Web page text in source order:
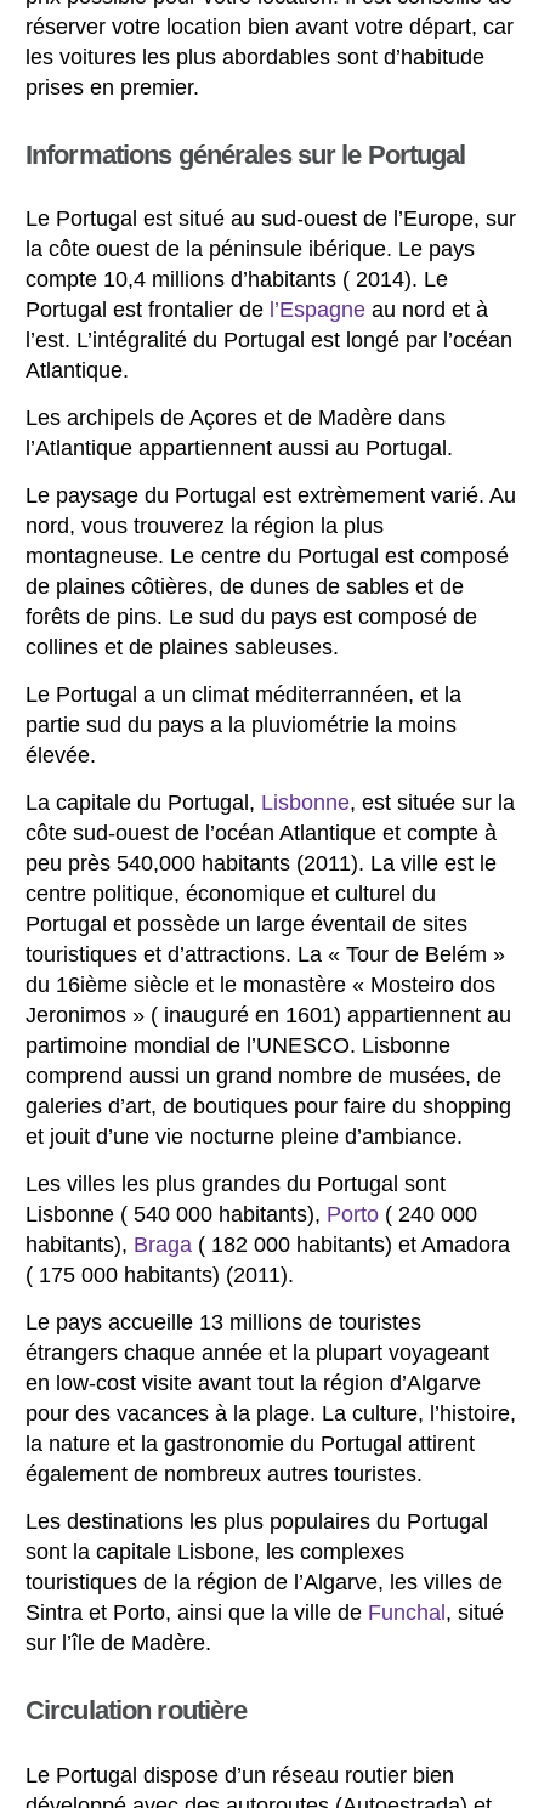
réserver votre location bien avant votre départ, car
les voitures les plus abordables sont d’habitude
prises en premier.
Informations générales sur le Portugal
Le Portugal est situé au sud-ouest de l’Europe, sur
la côte ouest de la péninsule ibérique. Le pays
compte 10,4 millions d’habitants ( 2014). Le
Portugal est frontalier de l’Espagne au nord et à
l’est. L’intégralité du Portugal est longé par l’océan
Atlantique.
Les archipels de Açores et de Madère dans
l’Atlantique appartiennent aussi au Portugal.
Le paysage du Portugal est extrèmement varié. Au
nord, vous trouverez la région la plus
montagneuse. Le centre du Portugal est composé
de plaines côtières, de dunes de sables et de
forêts de pins. Le sud du pays est composé de
collines et de plaines sableuses.
Le Portugal a un climat méditerrannéen, et la
partie sud du pays a la pluviométrie la moins
élevée.
La capitale du Portugal, Lisbonne, est située sur la
côte sud-ouest de l’océan Atlantique et compte à
peu près 540,000 habitants (2011). La ville est le
centre politique, économique et culturel du
Portugal et possède un large éventail de sites
touristiques et d’attractions. La « Tour de Belém »
du 16ième siècle et le monastère « Mosteiro dos
Jeronimos » ( inauguré en 1601) appartiennent au
partimoine mondial de l’UNESCO. Lisbonne
comprend aussi un grand nombre de musées, de
galeries d’art, de boutiques pour faire du shopping
et jouit d’une vie nocturne pleine d’ambiance.
Les villes les plus grandes du Portugal sont
Lisbonne ( 540 000 habitants), Porto ( 240 000
habitants), Braga ( 182 000 habitants) et Amadora
( 175 000 habitants) (2011).
Le pays accueille 13 millions de touristes
étrangers chaque année et la plupart voyageant
en low-cost visite avant tout la région d’Algarve
pour des vacances à la plage. La culture, l’histoire,
la nature et la gastronomie du Portugal attirent
également de nombreux autres touristes.
Les destinations les plus populaires du Portugal
sont la capitale Lisbone, les complexes
touristiques de la région de l’Algarve, les villes de
Sintra et Porto, ainsi que la ville de Funchal , situé
sur l’île de Madère.
Circulation routière
Le Portugal dispose d’un réseau routier bien